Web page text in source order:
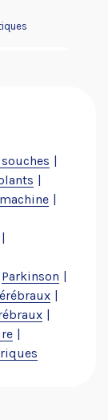
entreprise
Parkinson